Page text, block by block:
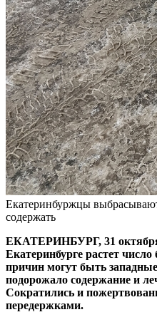
Екатеринбуржцы
содержать
ЕКАТЕРИНБУРГ, 31
Екатеринбурге растет
причин могут быть
подорожало содержание и
Сократились и
передержками.